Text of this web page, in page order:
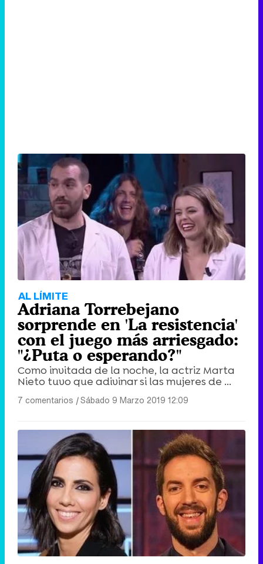
AL LÍMITE
Adriana Torrebejano
sorprende en 'La resistencia'
con el juego más arriesgado:
"¿Puta o esperando?"
Como invitada de la noche, la actriz Marta
Nieto tuvo que adivinar si las mujeres de ...
7 comentarios |Sábado 9 Marzo 2019 12:09